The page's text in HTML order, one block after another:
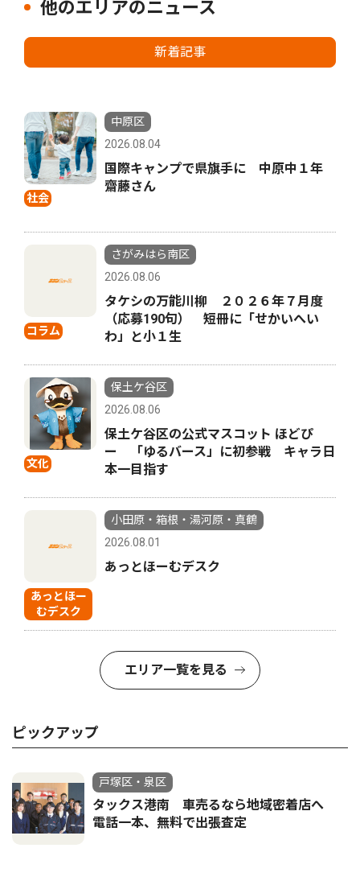
他のエリアのニュース
新着記事
社会
中原区
2026.08.04
国際キャンプで県旗手に 中原中１年
齋藤さん
コラム
さがみはら南区
2026.08.06
タケシの万能川柳 ２０２６年７月度
（応募190句） 短冊に「せかいへい
わ」と小１生
文化
保土ケ谷区
2026.08.06
保土ケ谷区の公式マスコット ほどぴ
ー 「ゆるバース」に初参戦 キャラ日
本一目指す
あっとほー
むデスク
小田原・箱根・湯河原・真鶴
2026.08.01
あっとほーむデスク
エリア一覧を見る
ピックアップ
戸塚区・泉区
タックス港南 車売るなら地域密着店へ
電話一本、無料で出張査定